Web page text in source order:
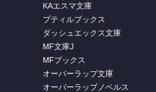
KAエスマ文庫
プティルブックス
ダッシュエックス文庫
MF文庫J
MFブックス
オーバーラップ文庫
オーバーラップノベルス